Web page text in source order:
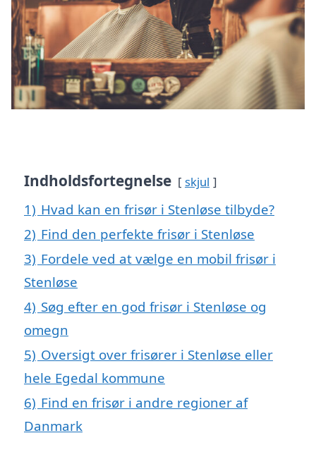
Indholdsfortegnelse skjul
1) Hvad kan en frisør i Stenløse tilbyde?
2) Find den perfekte frisør i Stenløse
3) Fordele ved at vælge en mobil frisør i
Stenløse
4) Søg efter en god frisør i Stenløse og
omegn
5) Oversigt over frisører i Stenløse eller
hele Egedal kommune
6) Find en frisør i andre regioner af
Danmark